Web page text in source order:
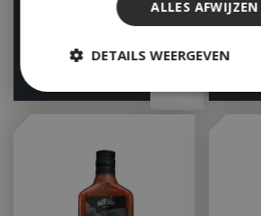
€
ALLES AFWIJZEN
DETAILS WEERGEVEN
Strikt noodzakelijke cookies maken de